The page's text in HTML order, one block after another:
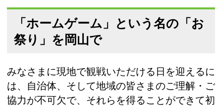
「ホームゲーム」という名の「お
祭り」を岡山で
みなさまに現地で観戦いただける日を迎えるに
は、自治体、そして地域の皆さまのご理解・ご
協力が不可欠で、それらを得ることができて初